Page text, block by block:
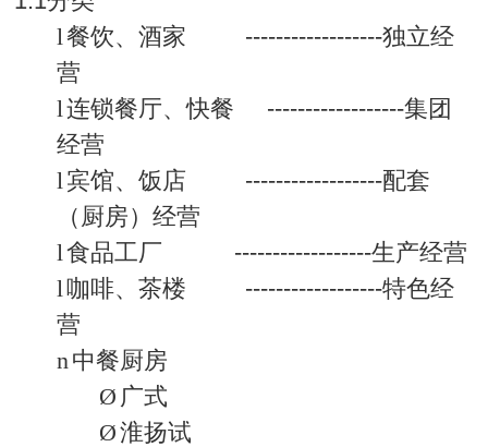
l 餐饮、酒家 ------------------独立经
营
l 连锁餐厅、快餐 ------------------集团
经营
l 宾馆、饭店 ------------------配套
（厨房）经营
l 食品工厂 ------------------生产经营
l 咖啡、茶楼 ------------------特色经
营
n 中餐厨房
Ø 广式
Ø淮扬试